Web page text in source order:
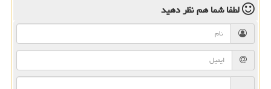
لطفا شما همنظر دهید